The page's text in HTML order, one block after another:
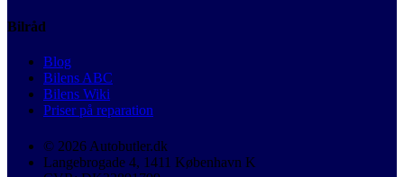
Bilråd
Blog
Bilens ABC
Bilens Wiki
Priser på reparation
© 2026 Autobutler.dk
Langebrogade 4, 1411 København K